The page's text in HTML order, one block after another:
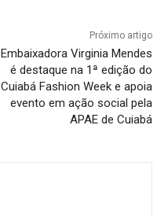
Próximo artigo
Embaixadora Virginia Mendes
é destaque na 1ª edição do
Cuiabá Fashion Week e apoia
evento em ação social pela
APAE de Cuiabá